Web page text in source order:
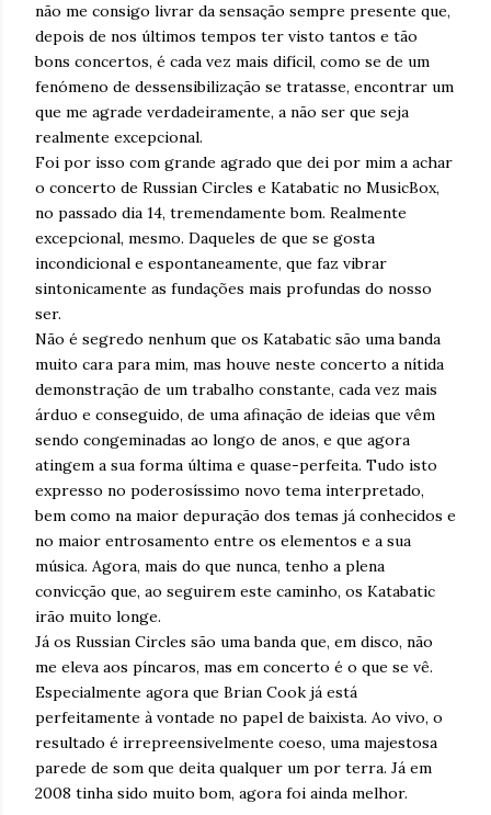
não me consigo livrar da sensação sempre presente que,
depois de nos últimos tempos ter visto tantos e tão
bons concertos, é cada vez mais difícil, como se de um
fenómeno de dessensibilização se tratasse, encontrar um
que me agrade verdadeiramente, a não ser que seja
realmente excepcional.
Foi por isso com grande agrado que dei por mim a achar
o concerto de Russian Circles e Katabatic no MusicBox,
no passado dia 14, tremendamente bom. Realmente
excepcional, mesmo. Daqueles de que se gosta
incondicional e espontaneamente, que faz vibrar
sintonicamente as fundações mais profundas do nosso
ser.
Não é segredo nenhum que os Katabatic são uma banda
muito cara para mim, mas houve neste concerto a nítida
demonstração de um trabalho constante, cada vez mais
árduo e conseguido, de uma afinação de ideias que vêm
sendo congeminadas ao longo de anos, e que agora
atingem a sua forma última e quase-perfeita. Tudo isto
expresso no poderosíssimo novo tema interpretado,
bem como na maior depuração dos temas já conhecidos e
no maior entrosamento entre os elementos e a sua
música. Agora, mais do que nunca, tenho a plena
convicção que, ao seguirem este caminho, os Katabatic
irão muito longe.
Já os Russian Circles são uma banda que, em disco, não
me eleva aos píncaros, mas em concerto é o que se vê.
Especialmente agora que Brian Cook já está
perfeitamente à vontade no papel de baixista. Ao vivo, o
resultado é irrepreensivelmente coeso, uma majestosa
parede de som que deita qualquer um por terra. Já em
2008 tinha sido muito bom, agora foi ainda melhor.